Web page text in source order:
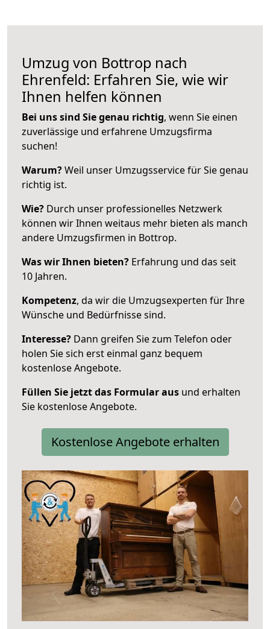
Umzug von Bottrop nach
Ehrenfeld: Erfahren Sie, wie wir
Ihnen helfen können
Bei uns sind Sie genau richtig, wenn Sie einen
zuverlässige und erfahrene Umzugsfirma
suchen!
Warum?Weil unser Umzugsservice für Sie genau
richtig ist.
Wie? Durch unser professionelles Netzwerk
können wir Ihnen weitaus mehr bieten als manch
andere Umzugsfirmen in Bottrop.
Was wir Ihnen bieten? Erfahrung und das seit
10 Jahren.
Kompetenz, da wir die Umzugsexperten für Ihre
Wünsche und Bedürfnisse sind.
Interesse? Dann greifen Sie zum Telefon oder
holen Sie sich erst einmal ganz bequem
kostenlose Angebote.
Füllen Sie jetzt das Formular aus und erhalten
Sie kostenlose Angebote.
Kostenlose Angebote erhalten